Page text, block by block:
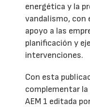
energética y la
vandalismo, con
apoyo a las
planificación y
intervenciones.
Con esta
complementar la
AEM 1 editada